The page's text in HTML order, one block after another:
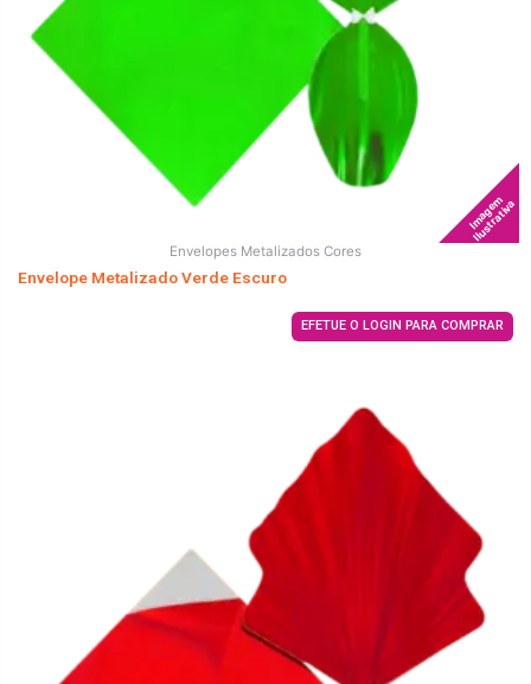
Imagem
Ilustrativa
Envelopes Metalizados Cores
Envelope Metalizado Verde Escuro
EFETUE O LOGIN PARA COMPRAR